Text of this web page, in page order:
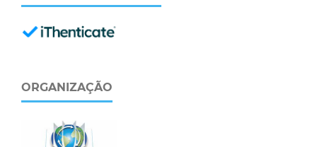
ORGANIZAÇÃO